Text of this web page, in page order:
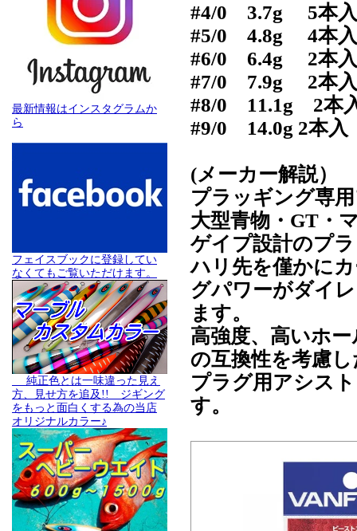
最新情報はインスタグラムか
ら
フェイスブックに登録してい
なくてもご覧いただけます。
純正色とは一味違った見え
方、見せ方を追及!! ジギング
をもっと面白くする為の当店
オリジナルカラー♪
#4/0 3.7g 5本入
#5/0 4.8g 4本入
#6/0 6.4g
#7/0 7.9g 2
#8/0 11.1g 2本
#9/0 14.0g 2本入
(メーカー解説）
プラッギング専
大型青物・GT・
ゲイプ設計のプ
ハリ先を僅かに
グパワーがダイ
ます。
高強度、高いホ
の互換性を考慮
プラグ用アシス
す。